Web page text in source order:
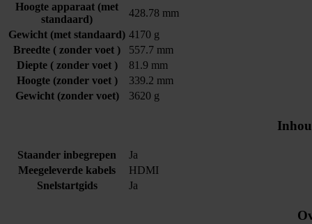
Hoogte apparaat (met
standaard)
428.78 mm
Gewicht (met standaard) 4170 g
Breedte ( zonder voet )
557.7 mm
Diepte ( zonder voet )
81.9 mm
Hoogte (zonder voet )
339.2 mm
Gewicht (zonder voet)
3620 g
Staander inbegrepen
Ja
Meegeleverde kabels
HDMI
Snelstartgids
Ja